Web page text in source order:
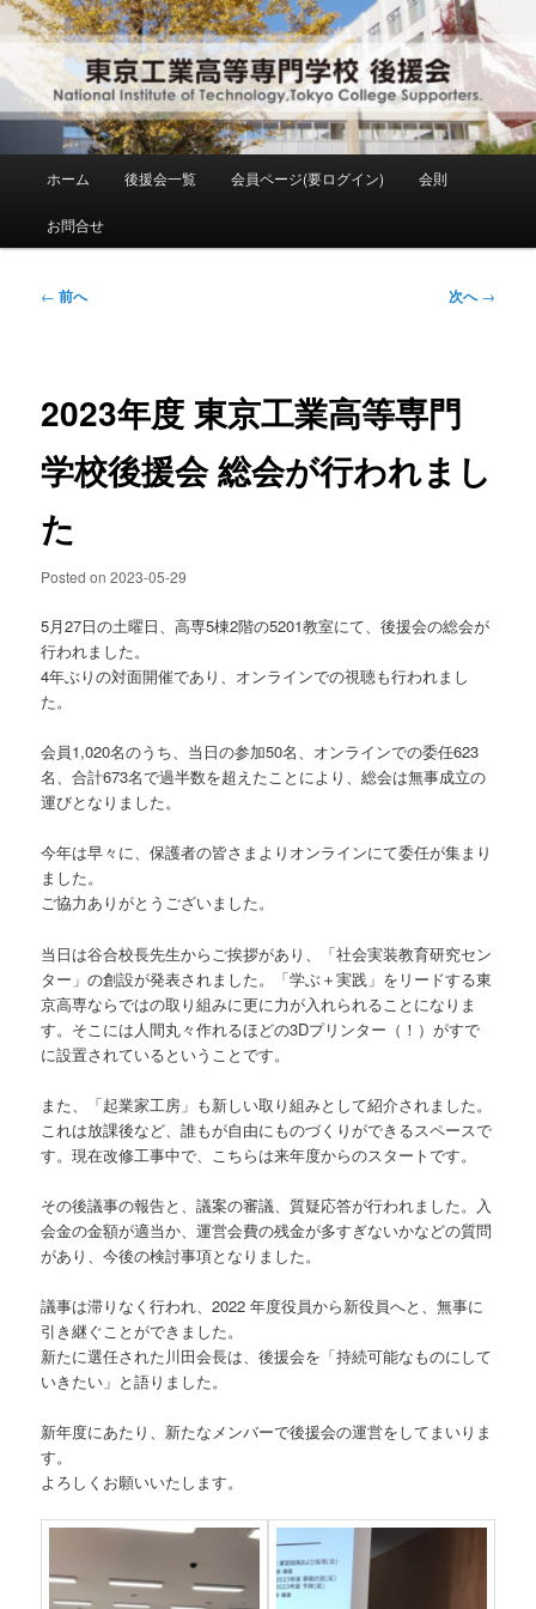
メ
イ
ン
コ
ン
東京工業高等専門学校 後援会
National Institute of Technology ,Tokyo College Supporters.
メ
ホーム 後援会一覧 会員ページ(要ログイン) 会則
お問合せ
投
ー
ョ
ン
← 前へ 次へ→
2023年度 東京工業高等専門
学校後援会 総会が行われまし
た
Posted on2023-05-29
5月27日の土曜日、高専5棟2階の5201教室にて、後援会の総会が
行われました。
4年ぶりの対面開催であり、オンラインでの視聴も行われまし
た。
会員1,020名のうち、当日の参加50名、オンラインでの委任623
名、合計673名で過半数を超えたことにより、総会は無事成立の
運びとなりました。
今年は早々に、保護者の皆さまよりオンラインにて委任が集まり
ました。
ご協力ありがとうございました。
当日は谷合校長先生からご挨拶があり、「社会実装教育研究セン
ター」の創設が発表されました。「学ぶ＋実践」をリードする東
京高専ならではの取り組みに更に力が入れられることになりま
す。そこには人間丸々作れるほどの3Dプリンター（！）がすで
に設置されているということです。
また、「起業家工房」も新しい取り組みとして紹介されました。
これは放課後など、誰もが自由にものづくりができるスペースで
す。現在改修工事中で、こちらは来年度からのスタートです。
その後議事の報告と、議案の審議、質疑応答が行われました。入
会金の金額が適当か、運営会費の残金が多すぎないかなどの質問
があり、今後の検討事項となりました。
議事は滞りなく行われ、2022 年度役員から新役員へと、無事に
引き継ぐことができました。
新たに選任された川田会長は、後援会を「持続可能なものにして
いきたい」と語りました。
新年度にあたり、新たなメンバーで後援会の運営をしてまいりま
す。
よろしくお願いいたします。